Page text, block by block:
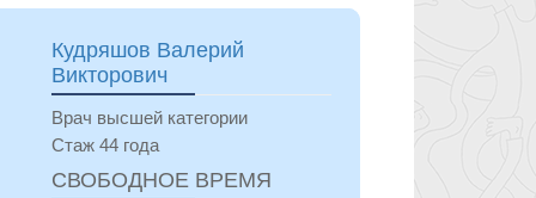
Кудряшов Валерий
Викторович
Врач высшей категории
Стаж 44 года
СВОБОДНОЕ ВРЕМЯ